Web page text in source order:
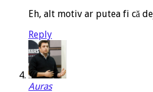
Eh, alt motiv ar putea fi că
Reply
Auras